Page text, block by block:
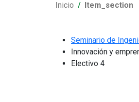
Inicio Item_section
Seminario de
Innovación y
Electivo 4